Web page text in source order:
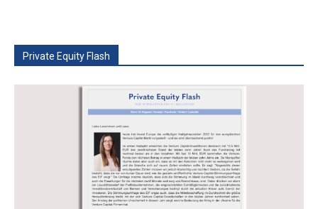
Private Equity Flash